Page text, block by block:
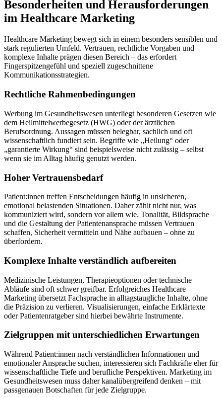
Besonderheiten und Herausforderungen
im Healthcare Marketing
Healthcare Marketing bewegt sich in einem besonders sensiblen und
stark regulierten Umfeld. Vertrauen, rechtliche Vorgaben und
komplexe Inhalte prägen diesen Bereich – das erfordert
Fingerspitzengefühl und speziell zugeschnittene
Kommunikationsstrategien.
Rechtliche Rahmenbedingungen
Werbung im Gesundheitswesen unterliegt besonderen Gesetzen wie
dem Heilmittelwerbegesetz (HWG) oder der ärztlichen
Berufsordnung. Aussagen müssen belegbar, sachlich und oft
wissenschaftlich fundiert sein. Begriffe wie „Heilung“ oder
„garantierte Wirkung“ sind beispielsweise nicht zulässig – selbst
wenn sie im Alltag häufig genutzt werden.
Hoher Vertrauensbedarf
Patient:innen treffen Entscheidungen häufig in unsicheren,
emotional belastenden Situationen. Daher zählt nicht nur, was
kommuniziert wird, sondern vor allem wie. Tonalität, Bildsprache
und die Gestaltung der Patientenansprache müssen Vertrauen
schaffen, Sicherheit vermitteln und Nähe aufbauen – ohne zu
überfordern.
Komplexe Inhalte verständlich aufbereiten
Medizinische Leistungen, Therapieoptionen oder technische
Abläufe sind oft schwer greifbar. Erfolgreiches Healthcare
Marketing übersetzt Fachsprache in alltagstaugliche Inhalte, ohne
die Präzision zu verlieren. Visualisierungen, einfache Erklärtexte
oder Patientenratgeber sind hierbei bewährte Instrumente.
Zielgruppen mit unterschiedlichen Erwartungen
Während Patient:innen nach verständlichen Informationen und
emotionaler Ansprache suchen, interessieren sich Fachkräfte eher für
wissenschaftliche Tiefe und berufliche Perspektiven. Marketing im
Gesundheitswesen muss daher kanalübergreifend denken – mit
passgenauen Botschaften für jede Zielgruppe.